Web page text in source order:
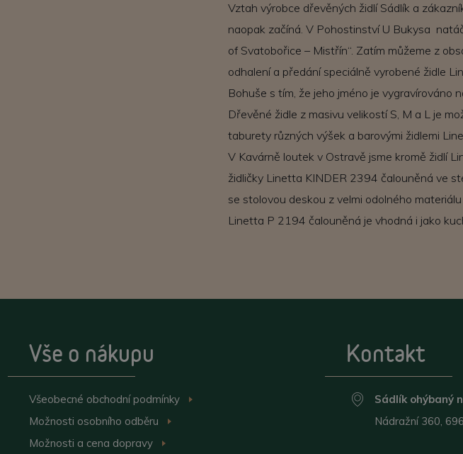
Vztah výrobce dřevěných židlí Sádlík a
naopak začíná. V Pohostinství U Bukysa
of Svatobořice – Mistřín“. Zatím můžeme z
odhalení a předání speciálně vyrobené židle
Bohuše s tím, že jeho jméno je vygravírováno
Dřevěné židle z masivu velikostí S, M a L je
taburety různých výšek a barovými židlemi
V Kavárně loutek v Ostravě jsme kromě židlí
židličky Linetta KINDER 2394 čalouněná ve
se stolovou deskou z velmi odolného
Linetta P 2194 čalouněná je vhodná i jako
Vše o nákupu
Všeobecné obchodnípodmínky
Možnosti osobního odběru
Možnosti a cena dopravy
Kontakt
Sádlík ohýbaný
Nádražní 360,